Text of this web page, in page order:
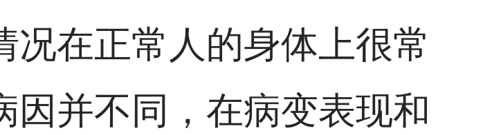
况在正常人的身体上很常
因并不同，在病变表现和